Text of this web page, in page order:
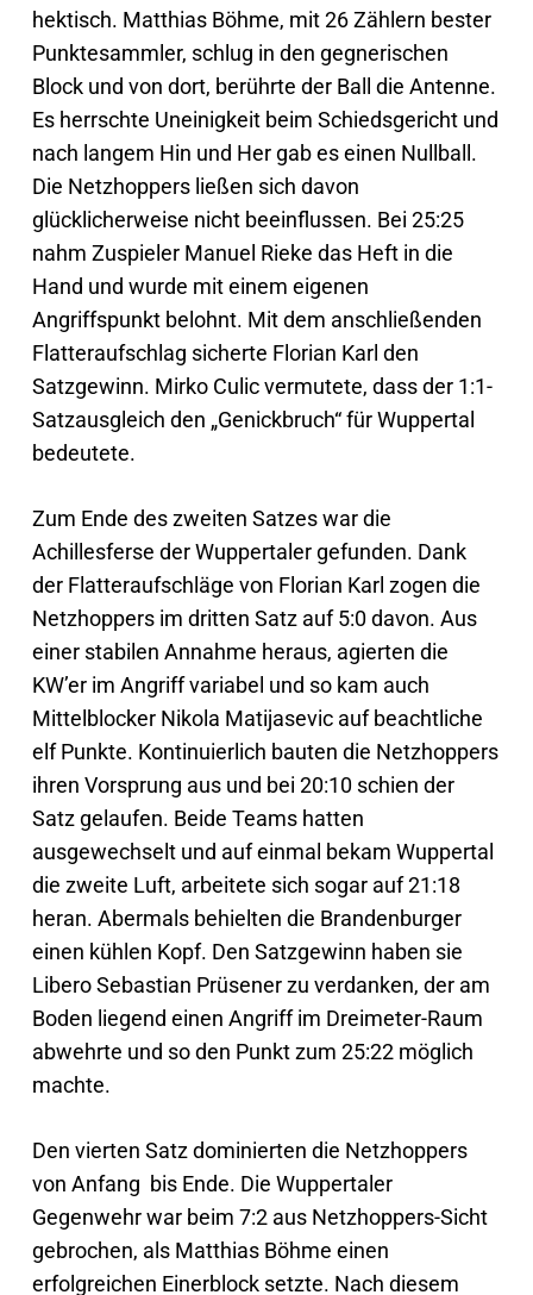
hektisch. Matthias Böhme, mit 26 Zählern bester
Punktesammler, schlug in den gegnerischen
Block und von dort, berührte der Ball die Antenne.
Es herrschte Uneinigkeit beim Schiedsgericht und
nach langem Hin und Her gab es einen Nullball.
Die Netzhoppers ließen sich davon
glücklicherweise nicht beeinflussen. Bei 25:25
nahm Zuspieler Manuel Rieke das Heft in die
Hand und wurde mit einem eigenen
Angriffspunkt belohnt. Mit dem anschließenden
Flatteraufschlag sicherte Florian Karl den
Satzgewinn. Mirko Culic vermutete, dass der 1:1-
Satzausgleich den „Genickbruch“ für Wuppertal
bedeutete.
Zum Ende des zweiten Satzes war die
Achillesferse der Wuppertaler gefunden. Dank
der Flatteraufschläge von Florian Karl zogen die
Netzhoppers im dritten Satz auf 5:0 davon. Aus
einer stabilen Annahme heraus, agierten die
KW’er im Angriff variabel und so kam auch
Mittelblocker Nikola Matijasevic auf beachtliche
elf Punkte. Kontinuierlich bauten die Netzhoppers
ihren Vorsprung aus und bei 20:10 schien der
Satz gelaufen. Beide Teams hatten
ausgewechselt und auf einmal bekam Wuppertal
die zweite Luft, arbeitete sich sogar auf 21:18
heran. Abermals behielten die Brandenburger
einen kühlen Kopf. Den Satzgewinn haben sie
Libero Sebastian Prüsener zu verdanken, der am
Boden liegend einen Angriff im Dreimeter-Raum
abwehrte und so den Punkt zum 25:22 möglich
machte.
Den vierten Satz dominierten die Netzhoppers
von Anfang bis Ende. Die Wuppertaler
Gegenwehr war beim 7:2 aus Netzhoppers-Sicht
gebrochen, als Matthias Böhme einen
erfolgreichen Einerblock setzte. Nach diesem